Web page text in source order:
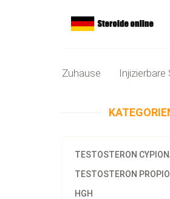
Zuhause Injizierbare
TESTOSTERON
TESTOSTERON
HGH